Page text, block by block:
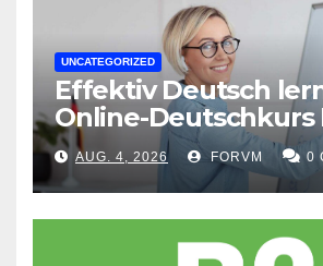
UNCATEGORIZED
Effektiv Deutsch
Online-Deutschkurs
flexible Lernerfolge
AUG. 4, 2026 FORVM 0